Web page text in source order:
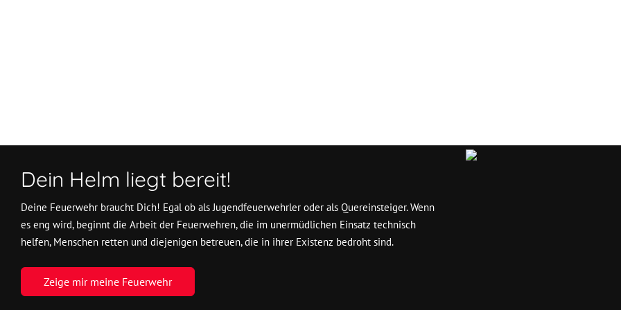
Dein Helm liegt bereit!
Deine Feuerwehr braucht Dich! Egal ob als Jugendfeuerwehrler oder als Quereinsteiger. Wenn
es eng wird, beginnt die Arbeit der Feuerwehren, die im unermüdlichen Einsatz technisch
helfen, Menschen retten und diejenigen betreuen, die in ihrer Existenz bedroht sind.
Zeige mir meine Feuerwehr